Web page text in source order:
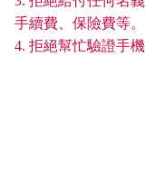
手續費、保險費等。
4. 拒絕幫忙驗證手